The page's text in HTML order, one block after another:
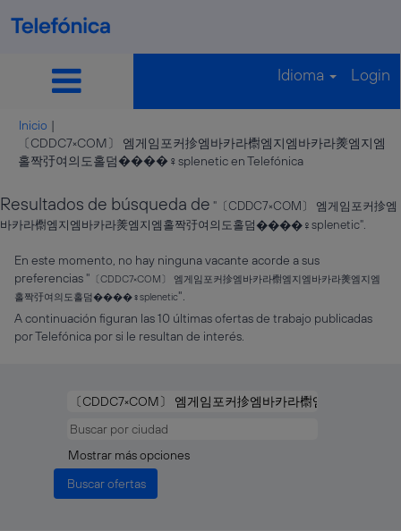
Idioma Login
Inicio |
〔CDDC7༝COM〕 엠게임포커抮엠바카라㯹엠지엠바카라㷢엠지엠
홀짝弙여의도홀덤����‍♀️splenetic en Telefónica(página
Resultados de búsqueda de "〔CDDC7༝COM〕 엠게임포커抮엠
바카라㯹엠지엠바카라㷢엠지엠홀짝弙여의도홀덤����‍♀️splenetic".
En este momento, no hay ninguna vacante acorde a sus
preferencias " 〔CDDC7༝COM〕 엠게임포커抮엠바카라㯹엠지엠바카라㷢엠지엠
홀짝弙여의도홀덤����‍♀️splenetic".
A continuación figuran las 10 últimas ofertas de trabajo publicadas
por Telefónica por si le resultan de interés.
Mostrar más opciones